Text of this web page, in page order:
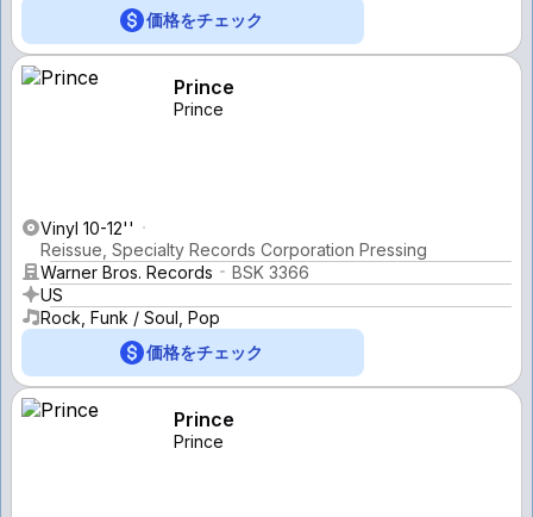
価格をチェック
Prince
Prince
Vinyl 10-12''
Reissue, Specialty Records Corporation Pressing
Warner Bros. Records
BSK 3366
US
Rock, Funk / Soul, Pop
価格をチェック
Prince
Prince